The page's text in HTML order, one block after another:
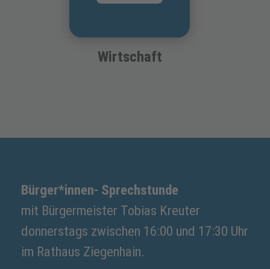
Wirtschaft
Bürger*innen- Sprechstunde
mit Bürgermeister Tobias Kreuter
donnerstags zwischen 16:00 und 17:30 Uhr
im Rathaus Ziegenhain.